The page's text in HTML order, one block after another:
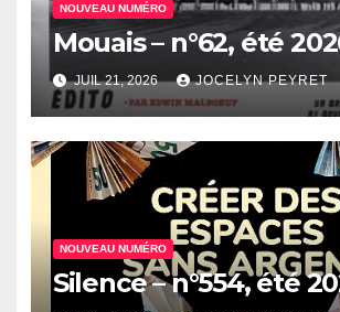
NOUVEAU NUMÉRO
Mouais – n°62, été
JUIL 21, 2026 JOCELYN PEYRET
NOUVEAU NUMÉRO
Silence – n°554, été